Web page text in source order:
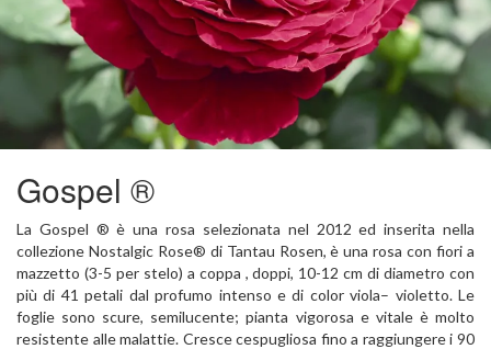
Previous Next
Gospel ®
La Gospel ® è una rosa selezionata nel 2012 ed inserita nella
collezione Nostalgic Rose® di Tantau Rosen, è una rosa con fiori a
mazzetto (3-5 per stelo) a coppa , doppi, 10-12 cm di diametro con
più di 41 petali dal profumo intenso e di color viola– violetto. Le
foglie sono scure, semilucente; pianta vigorosa e vitale è molto
resistente alle malattie. Cresce cespugliosa fino a raggiungere i 90